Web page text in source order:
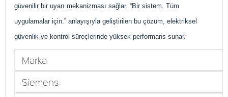
güvenilir bir uyarı mekanizması sağlar. “Bir sistem. Tüm
uygulamalar için.” anlayışıyla geliştirilen bu çözüm, elektriksel
güvenlik ve kontrol süreçlerinde yüksek performans sunar.
Marka
Siemens